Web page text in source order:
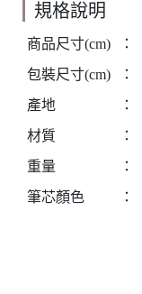
規格說明
商品尺寸(cm) ：
包裝尺寸(cm)
：
產地
：
材質
：
重量
：
筆芯顏色
：